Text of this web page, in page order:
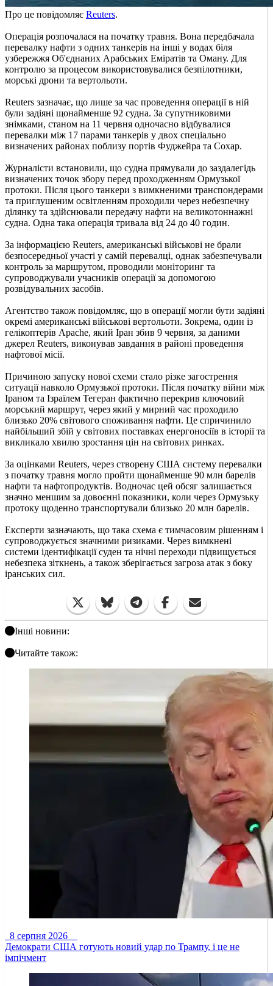
Про це повідомляє Reuters.
Операція розпочалася на початку травня. Вона передбачала
перевалку нафти з одних танкерів на інші у водах біля
узбережжя Об'єднаних Арабських Еміратів та Оману. Для
контролю за процесом використовувалися безпілотники,
морські дрони та вертольоти.
Reuters зазначає, що лише за час проведення операції в ній
були задіяні щонайменше 92 судна. За супутниковими
знімками, станом на 11 червня одночасно відбувалися
перевалки між 17 парами танкерів у двох спеціально
визначених районах поблизу портів Фуджейра та Сохар.
Журналісти встановили, що судна прямували до заздалегідь
визначених точок збору перед проходженням Ормузької
протоки. Після цього танкери з вимкненими транспондерами
та приглушеним освітленням проходили через небезпечну
ділянку та здійснювали передачу нафти на великотоннажні
судна. Одна така операція тривала від 24 до 40 годин.
За інформацією Reuters, американські військові не брали
безпосередньої участі у самій перевалці, однак забезпечували
контроль за маршрутом, проводили моніторинг та
супроводжували учасників операції за допомогою
розвідувальних засобів.
Агентство також повідомляє, що в операції могли бути задіяні
окремі американські військові вертольоти. Зокрема, один із
гелікоптерів Apache, який Іран збив 9 червня, за даними
джерел Reuters, виконував завдання в районі проведення
нафтової місії.
Причиною запуску нової схеми стало різке загострення
ситуації навколо Ормузької протоки. Після початку війни між
Іраном та Ізраїлем Тегеран фактично перекрив ключовий
морський маршрут, через який у мирний час проходило
близько 20% світового споживання нафти. Це спричинило
найбільший збій у світових поставках енергоносіїв в історії та
викликало хвилю зростання цін на світових ринках.
За оцінками Reuters, через створену США систему перевалки
з початку травня могло пройти щонайменше 90 млн барелів
нафти та нафтопродуктів. Водночас цей обсяг залишається
значно меншим за довоєнні показники, коли через Ормузьку
протоку щоденно транспортували близько 20 млн барелів.
Експерти зазначають, що така схема є тимчасовим рішенням і
супроводжується значними ризиками. Через вимкнені
системи ідентифікації суден та нічні переходи підвищується
небезпека зіткнень, а також зберігається загроза атак з боку
іранських сил.
Інші новини:
Читайте також:
8 серпня 2026
Демократи США готують новий удар по Трампу, і це не
імпічмент